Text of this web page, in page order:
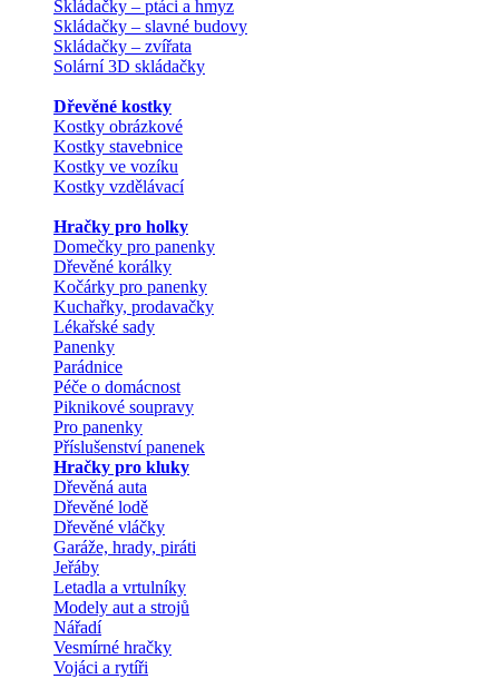
Skládačky – ptáci a hmyz
Skládačky – slavné budovy
Skládačky – zvířata
Solární 3D skládačky
Dřevěné kostky
Kostky obrázkové
Kostky stavebnice
Kostky ve vozíku
Kostky vzdělávací
Hračky pro holky
Domečky pro panenky
Dřevěné korálky
Kočárky pro panenky
Kuchařky, prodavačky
Lékařské sady
Panenky
Parádnice
Péče o domácnost
Piknikové soupravy
Pro panenky
Příslušenství panenek
Hračky pro kluky
Dřevěná auta
Dřevěné lodě
Dřevěné vláčky
Garáže, hrady, piráti
Jeřáby
Letadla a vrtulníky
Modely aut a strojů
Nářadí
Vesmírné hračky
Vojáci a rytíři